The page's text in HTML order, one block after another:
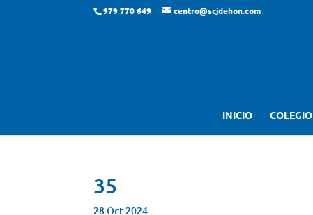
979 770 649 centro@scjdehon.com
INICIO COLEGIO
35
28 Oct 2024